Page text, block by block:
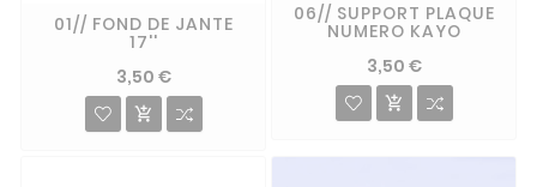
01// FOND DE JANTE
17''
3,50 €

06// SUPPORT PLAQUE
NUMERO KAYO
3,50 €
